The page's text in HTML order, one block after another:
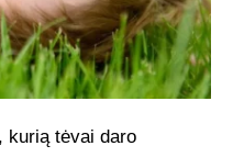
kurią tėvai daro